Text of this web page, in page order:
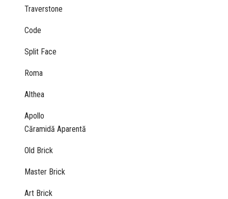
Traverstone
Code
Split Face
Roma
Althea
Apollo
Căramidă Aparentă
Old Brick
Master Brick
Art Brick